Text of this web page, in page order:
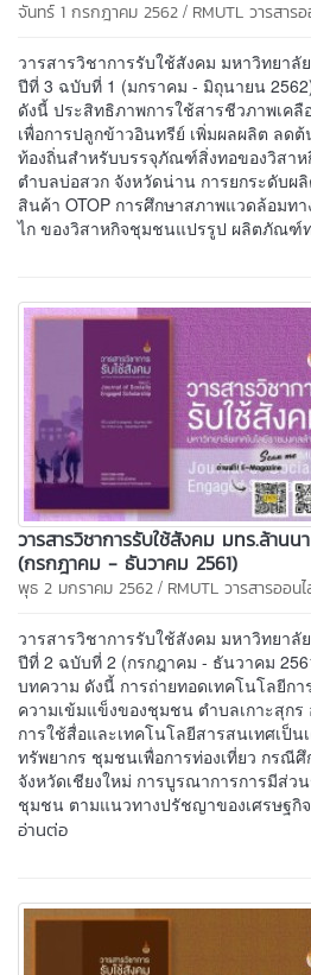
จันทร์ 1 กรกฎาคม 2562 / RMUTL วารสาร
วารสารวิชาการรับใช้สังคม มหาวิทยา
ปีที่ 3 ฉบับที่ 1 (มกราคม - มิถุนายน
ดังนี้ ประสิทธิภาพการใช้สารชีวภาพเค
เพื่อการปลูกข้าวอินทรีย์ เพิ่มผลผลิต ลด
ท้องถิ่นสำหรับบรรจุภัณฑ์สิ่งทอของวิสา
ตำบลบ่อสวก จังหวัดน่าน การยกระดับ
สินค้า OTOP การศึกษาสภาพแวดล้อมท
ไก ของวิสาหกิจชุมชนแปรรูป ผลิตภัณฑ์
วารสารวิชาการรับใช้สังคม มทร.ล้าน
(กรกฎาคม - ธันวาคม 2561)
พุธ 2 มกราคม 2562 / RMUTL วารสารออน
วารสารวิชาการรับใช้สังคม มหาวิทยา
ปีที่ 2 ฉบับที่ 2 (กรกฎาคม - ธันวาคม
บทความ ดังนี้ การถ่ายทอดเทคโนโลยีก
ความเข้มแข็งของชุมชน ตำบลเกาะสุกร
การใช้สื่อและเทคโนโลยีสารสนเทศเป็น
ทรัพยากร ชุมชนเพื่อการท่องเที่ยว กรณี
จังหวัดเชียงใหม่ การบูรณาการการมีส่
ชุมชน ตามแนวทางปรัชญาของเศรษฐกิจ
อ่านต่อ